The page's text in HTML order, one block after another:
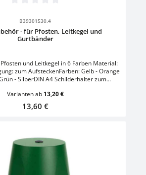
B39301530.4
- für Pfosten, Leitkegel und
Gurtbänder
und Leitkegel in 6 Farben Material:
zum AufsteckenFarben: Gelb - Orange
- SilberDIN A4 Schilderhalter zum
Halterung zum Befestigen von
KunststoffMontageort: PfostenFarbe:
Halterung zum Befestigen von
PfostenGröße: L 13,1 x B 19,1 x H 18,5
KunststoffFarbe: Schwarz
Varianten ab13,20 €
Regulärer Preis:
13,60 €